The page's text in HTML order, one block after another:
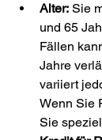
Alter: Sie
und 65
Fällen
Jahre
variiert
Wenn Sie
Sie